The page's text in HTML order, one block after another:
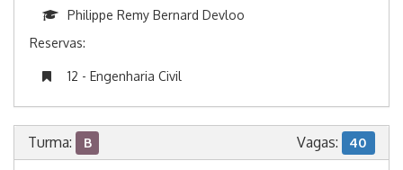
Philippe Remy Bernard Devloo
Reservas:
12 - Engenharia Civil
Turma: B Vagas: 40